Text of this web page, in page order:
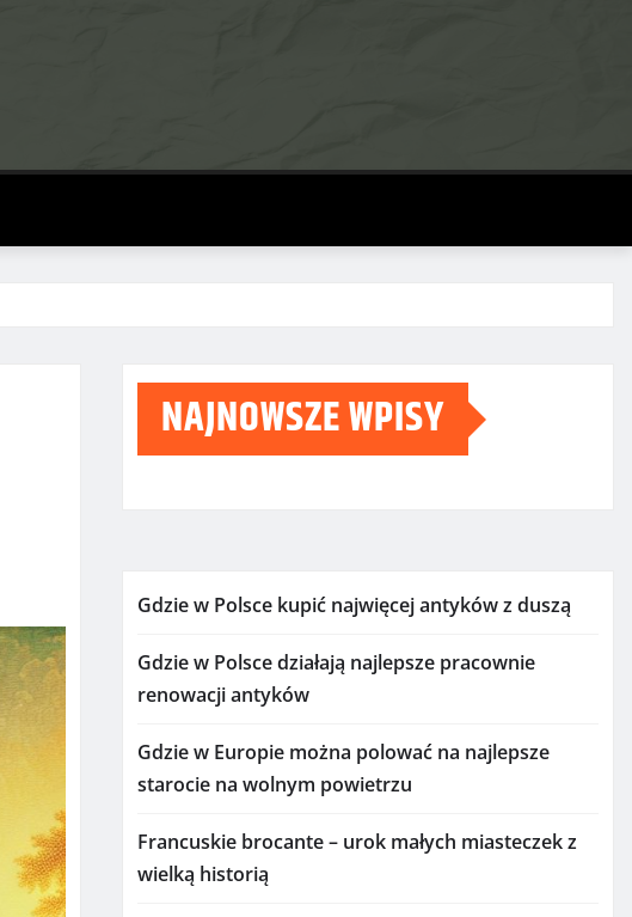
NAJNOWSZE WPISY
Gdzie w Polsce kupić najwięcej antyków z duszą
Gdzie w Polsce działają najlepsze pracownie
renowacji antyków
Gdzie w Europie można polować na najlepsze
starocie na wolnym powietrzu
Francuskie brocante – urok małych miasteczek z
wielką historią